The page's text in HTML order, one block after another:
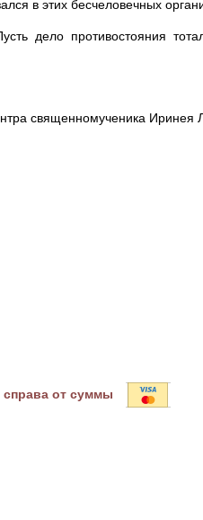
в этих бесчеловечных
дело противостояния
священномученика Иринея
от суммы